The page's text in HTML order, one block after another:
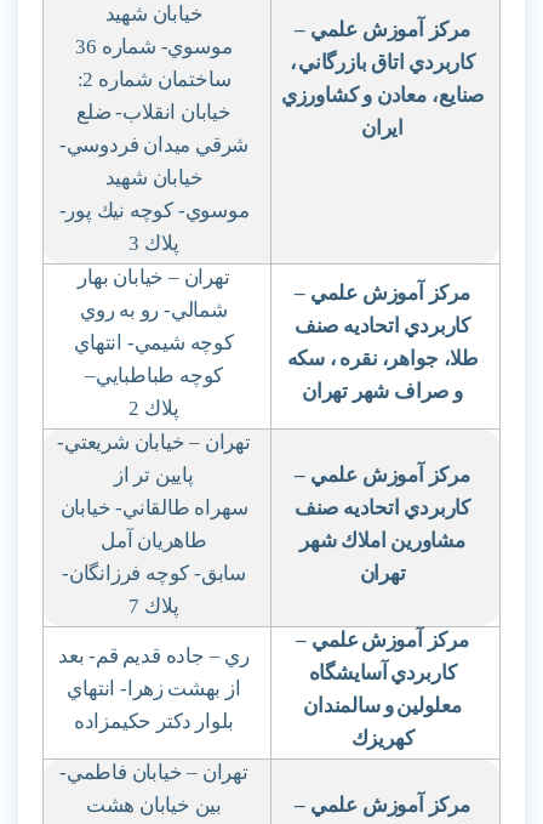
مركز آموزش علمي –
كاربردي اتاق بازرگاني،
صنايع، معادن و كشاورزي
ايران
خيابان شهيد
موسوي- شماره 36
ساختمان شماره 2:
خيابان انقلاب- ضلع
شرقي ميدان فردوسي-
خيابان شهيد
موسوي- كوچه نيك پور-
پلاك 3
مركز آموزش علمي –
كاربردي اتحاديه صنف
طلا، جواهر، نقره ، سكه
و صراف شهر تهران
تهران – خيابان بهار
شمالي- رو به روي
كوچه شيمي- انتهاي
كوچه طباطبايي–
پلاك 2
مركز آموزش علمي –
كاربردي اتحاديه صنف
مشاورين املاك شهر
تهران
تهران – خيابان شريعتي-
پايين تر از
سهراه طالقاني- خيابان
طاهريان آمل
سابق- كوچه فرزانگان-
پلاك 7
مركز آموزشعلمي –
كاربردي آسايشگاه
معلولينو سالمندان
كهريزك
ري – جاده قديم قم- بعد
از بهشت زهرا- انتهاي
بلوار دكتر حكيمزاده
مركز آموزش علمي –
تهران – خيابان فاطمي-
بين خيابان هشت